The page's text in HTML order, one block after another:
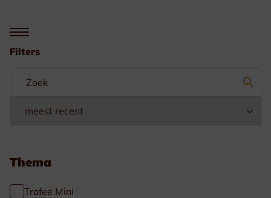
Filters
Thema
Trofee Mini